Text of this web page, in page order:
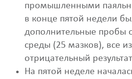
промышленными
в конце пятой недели
дополнительные пробы
среды (25 мазков), все
отрицательный
На пятой неделе